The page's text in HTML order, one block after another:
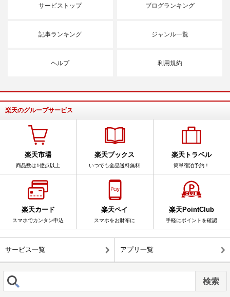
サービストップ ブログランキング
記事ランキング ジャンル一覧
ヘルプ 利用規約
楽天のグループサービス
楽天市場
商品数は1億点以上
楽天ブックス
いつでも全品送料無料
楽天トラベル
簡単宿泊予約！
楽天カード
スマホでカンタン申込
楽天ペイ
スマホをお財布に
楽天PointClub
手軽にポイントを確認
サービス一覧 アプリ一覧